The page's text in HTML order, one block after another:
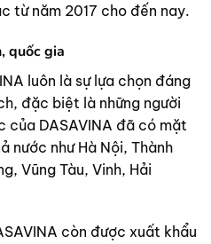
từ năm 2017 cho đến nay.
quốc gia
luôn là sự lựa chọn đáng
đặc biệt là những người
của DASAVINA đã có mặt
nước như Hà Nội, Thành
Vũng Tàu, Vinh, Hải
còn được xuất khẩu